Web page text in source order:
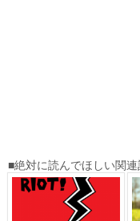
■絶対に読んでほしい関連